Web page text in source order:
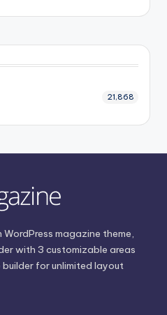
21,868
magazine theme,
with 3 customizable areas
for unlimited layout